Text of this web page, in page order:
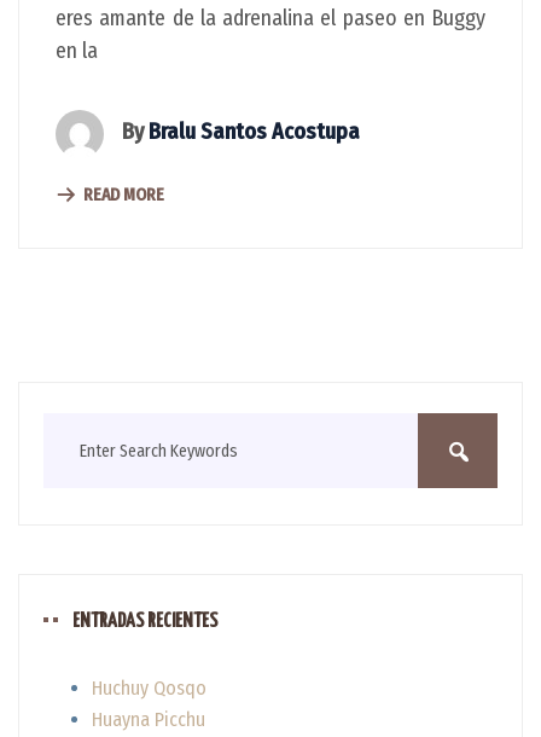
eres amante de la adrenalina el paseo en Buggy
en la
ByBralu Santos Acostupa
READ MORE
ENTRADAS RECIENTES
Huchuy Qosqo
Huayna Picchu